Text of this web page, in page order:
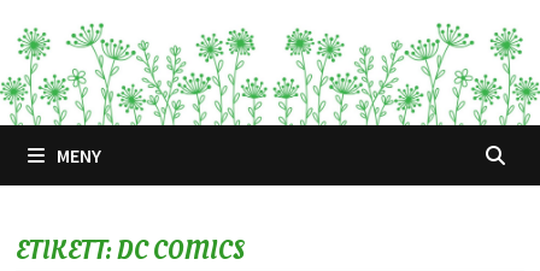
till
innehåll
MENY
ETIKETT:DC COMICS